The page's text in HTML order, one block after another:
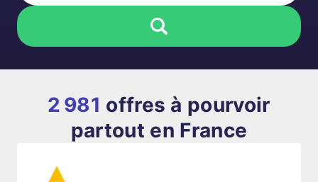
2 981 offres à pourvoir
partout en France